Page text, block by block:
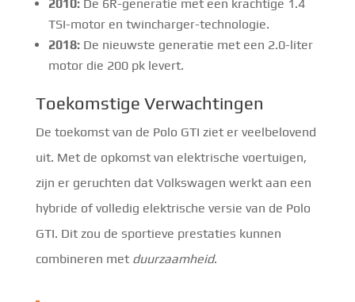
2010:De 6R-generatie met een krachtige 1.4
TSI-motor en twincharger-technologie.
2018:De nieuwste generatie met een 2.0-liter
motor die 200 pk levert.
Toekomstige Verwachtingen
De toekomst van de Polo GTI ziet er veelbelovend
uit. Met de opkomst van elektrische voertuigen,
zijn er geruchten dat Volkswagen werkt aan een
hybride of volledig elektrische versie van de Polo
GTI. Dit zou de sportieve prestaties kunnen
combineren met duurzaamheid.